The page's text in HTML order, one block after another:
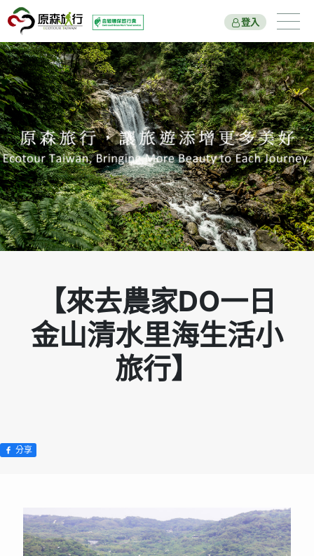
遊程總覽
旅遊主題
國家公園
新北市綠色旅遊
原森好報
關於我們
出團行程與報名
登入
【來去農家DO一日
金山清水里海生活小
旅行】
分享